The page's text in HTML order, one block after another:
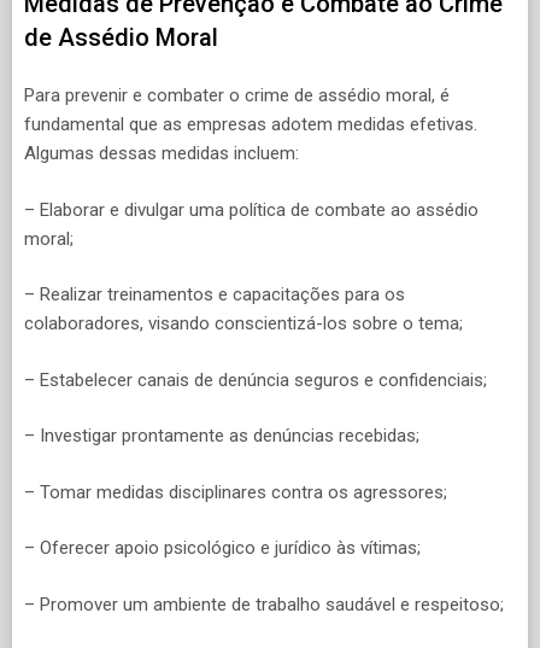
de Assédio Moral
Para prevenir e combater o crime de assédio moral, é
fundamental que as empresas adotem medidas efetivas.
Algumas dessas medidas incluem:
– Elaborar e divulgar uma política de combate ao assédio
moral;
– Realizar treinamentos e capacitações para os
colaboradores, visando conscientizá-los sobre o tema;
– Estabelecer canais de denúncia seguros e confidenciais;
– Investigar prontamente as denúncias recebidas;
– Tomar medidas disciplinares contra os agressores;
– Oferecer apoio psicológico e jurídico às vítimas;
– Promover um ambiente de trabalho saudável e respeitoso;